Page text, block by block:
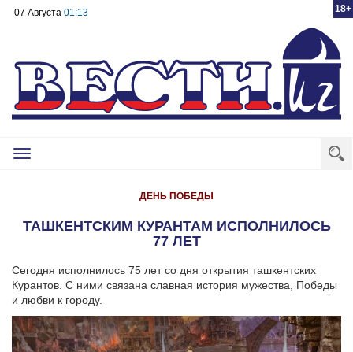
18+
07 Августа 01:13
Toggle
ДЕНЬ ПОБЕДЫ
ТАШКЕНТСКИМ КУРАНТАМ ИСПОЛНИЛОСЬ
77 ЛЕТ
Сегодня исполнилось 75 лет со дня открытия ташкентских
Курантов. С ними связана славная история мужества, Победы
и любви к городу.